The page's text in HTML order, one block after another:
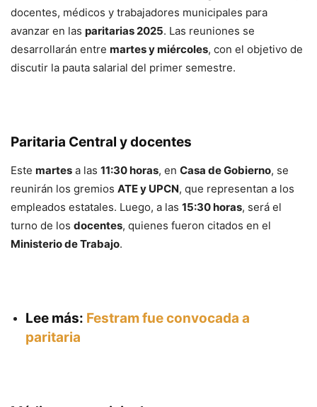
docentes, médicos y trabajadores municipales para
avanzar en las paritarias 2025. Las reuniones se
desarrollarán entre martes y miércoles, con el objetivo de
discutir la pauta salarial del primer semestre.
Paritaria Central y docentes
Este martes a las 11:30 horas, en Casa de Gobierno, se
reunirán los gremios ATE y UPCN, que representan a los
empleados estatales. Luego, a las 15:30 horas, será el
turno de los docentes, quienes fueron citados en el
Ministerio de Trabajo.
Lee más: Festram fue convocada a
paritaria